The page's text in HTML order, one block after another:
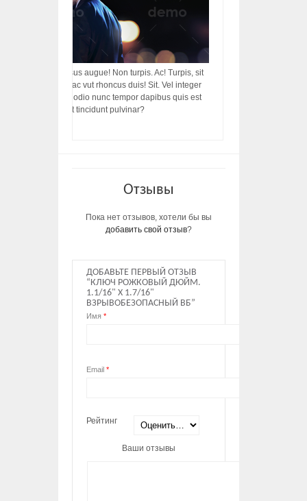
integer! Risus augue! Non turpis. Ac! Turpis, sit
rhoncus porttitor ac vut rhoncus duis! Sit. Vel integer
ut diam porttitor odio nunc tempor dapibus quis est
dictumst, vel amet tincidunt pulvinar?
Отзывы
Пока нет отзывов, хотели бы вы
добавить свой отзыв?
ДОБАВЬТЕ ПЕРВЫЙ ОТЗЫВ
“КЛЮЧ РОЖКОВЫЙ ДЮЙМ.
1.1/16" X 1.7/16"
ВЗРЫВОБЕЗОПАСНЫЙ ВБ”
Имя *
Email *
Рейтинг
Ваши отзывы